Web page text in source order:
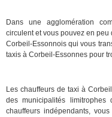
Dans une agglomération
circulent et vous pouvez en
Corbeil-Essonnois qui vous
taxis à Corbeil-Essonnes pour
Les chauffeurs de taxi à
des municipalités
chauffeurs indépendants,